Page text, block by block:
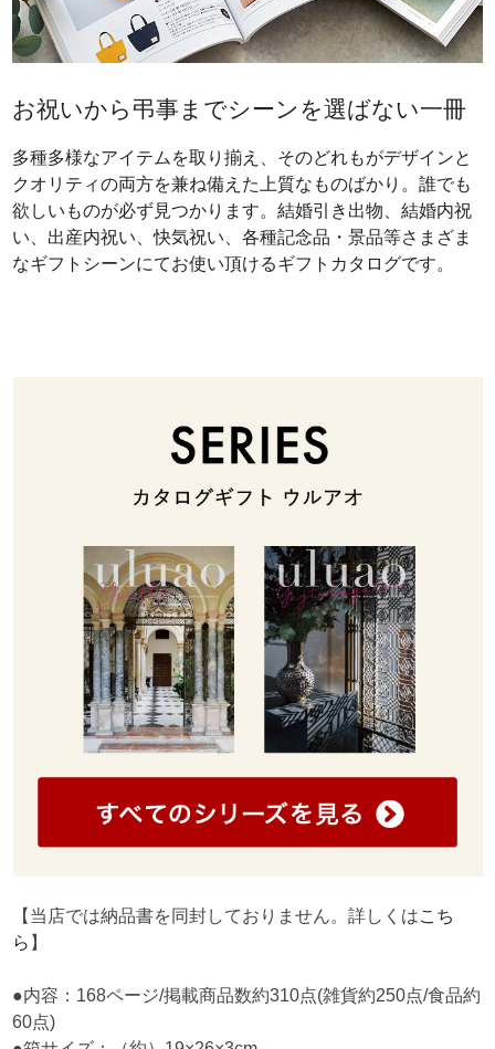
お祝いから弔事までシーンを選ばない一冊
多種多様なアイテムを取り揃え、そのどれもがデザインと
クオリティの両方を兼ね備えた上質なものばかり。誰でも
欲しいものが必ず見つかります。結婚引き出物、結婚内祝
い、出産内祝い、快気祝い、各種記念品・景品等さまざま
なギフトシーンにてお使い頂けるギフトカタログです。
【当店では納品書を同封しておりません。詳しくはこち
ら 】
●内容：168ページ/掲載商品数約310点(雑貨約250点/食品約
60点)